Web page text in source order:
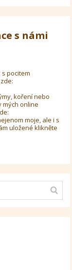
s námi
pocitem
koření nebo
mých online
moje, ale i s
uložené klikněte